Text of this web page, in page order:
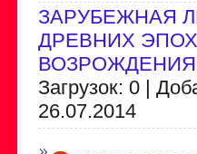
ЗАРУБЕЖНАЯ
ДРЕВНИХ
ВОЗРОЖДЕНИЯ
Загрузок: 0 |
26.07.2014